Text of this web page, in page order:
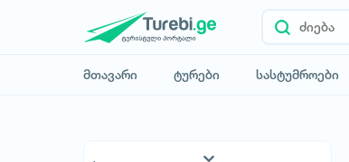
მთავარი ტურები სასტუმროები